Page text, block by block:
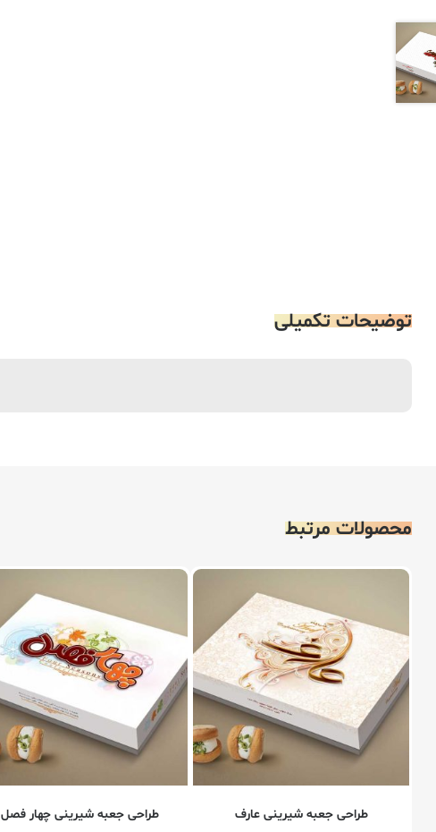
توضیحات تکمیلی
محصولات مرتبط
طراحی جعبه شیرینی عارف طراحی جعبه شیرینی چهار فصل